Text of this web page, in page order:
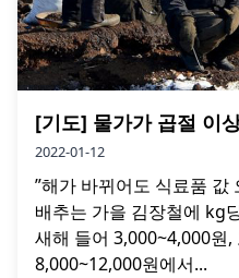
[기도] 물가가 곱절 이
2022-01-12
”해가 바뀌어도 식료품 값
배추는 가을 김장철에 kg
새해 들어 3,000~4,000원
8,000~12,000원에서...